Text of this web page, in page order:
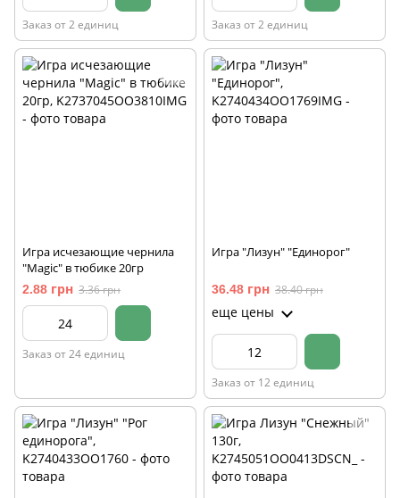
Заказ от 2 единиц Заказ от 2 единиц
Игра исчезающие чернила
"Magic" в тюбике 20гр
2.88 грн 3.36 грн
Заказ от 24 единиц
Игра "Лизун" "Единорог"
36.48 грн 38.40 грн
еще цены
Заказ от 12 единиц